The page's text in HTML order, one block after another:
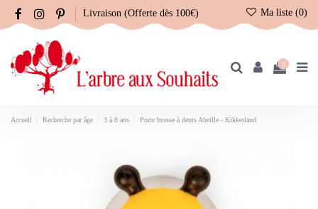
Livraison (Offerte dès 100€) Ma liste (0)
0
Accueil Recherche par âge 3 à 6 ans Porte brosse à dents Abeille - Kikkerland